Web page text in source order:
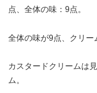
点、全体の味：9点。
全体の味が9点、クリー
カスタードクリームは
ム。